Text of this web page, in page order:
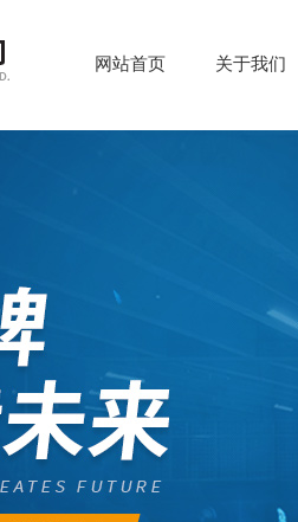
网站首页 关于我们